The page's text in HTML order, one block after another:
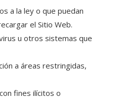
a la ley o que puedan
el Sitio Web.
u otros sistemas que
a áreas restringidas,
fines ilícitos o